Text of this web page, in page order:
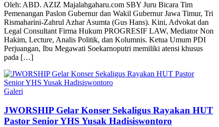
Oleh: ABD. AZIZ Majalahgaharu.com SBY Juru Bicara Tim
Pemenangan Paslon Gubernur dan Wakil Gubernur Jawa Timur, Tri
Rismaharini-Zahrul Azhar Asumta (Gus Hans). Kini, Advokat dan
Legal Consultant Firma Hukum PROGRESIF LAW, Mediator Non
Hakim, Lecture, Analis Politik, dan Kolumnis. Ketua Umum PDI
Perjuangan, Ibu Megawati Soekarnoputri memiliki atensi khusus
pada […]
Galeri
JWORSHIP Gelar Konser Sekaligus Rayakan HUT
Pastor Senior YHS Yusak Hadisiswontoro